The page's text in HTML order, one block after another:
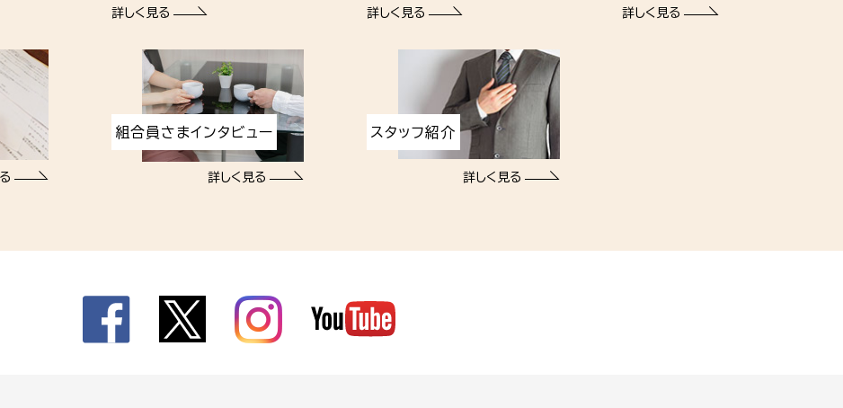
詳しく見る 詳しく見る 詳しく見る
組合員さまインタビュー
詳しく見る
スタッフ紹介
詳しく見る